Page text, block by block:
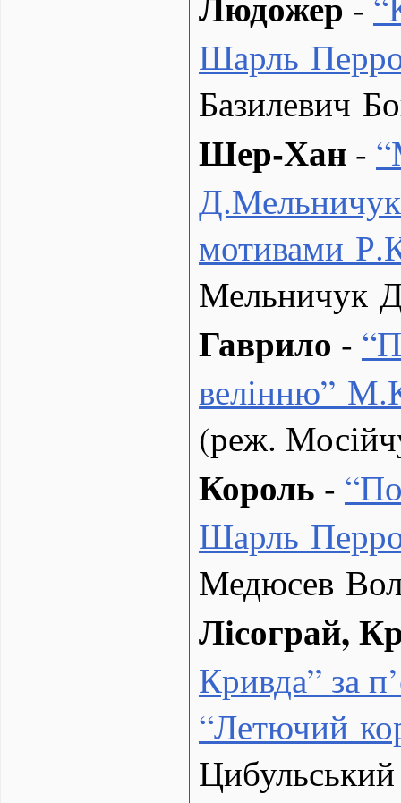
Шарль
Базилевич
Шер-Хан - “
мотивами
Мельничук
Гаврило - “
велінню”
(реж.
Король - “
Шарль
Медюсев
Лісограй,
Кривда” за
“Летючий